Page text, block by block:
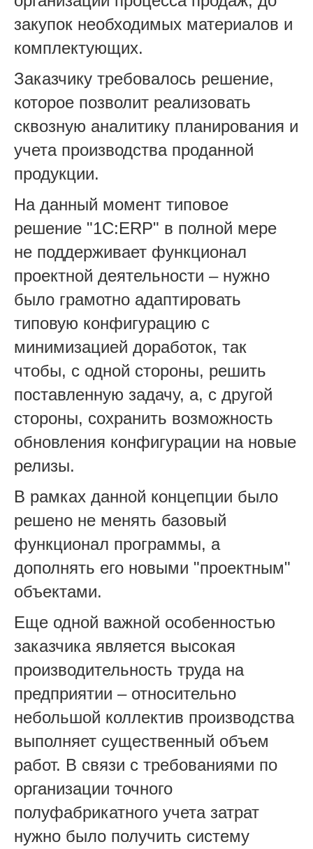
закупок необходимых материалов и
комплектующих.
Заказчику требовалось решение,
которое позволит реализовать
сквозную аналитику планирования и
учета производства проданной
продукции.
На данный момент типовое
решение "1С:ERP" в полной мере
не поддерживает функционал
проектной деятельности – нужно
было грамотно адаптировать
типовую конфигурацию с
минимизацией доработок, так
чтобы, с одной стороны, решить
поставленную задачу, а, с другой
стороны, сохранить возможность
обновления конфигурации на новые
релизы.
В рамках данной концепции было
решено не менять базовый
функционал программы, а
дополнять его новыми "проектным"
объектами.
Еще одной важной особенностью
заказчика является высокая
производительность труда на
предприятии – относительно
небольшой коллектив производства
выполняет существенный объем
работ. В связи с требованиями по
организации точного
полуфабрикатного учета затрат
нужно было получить систему